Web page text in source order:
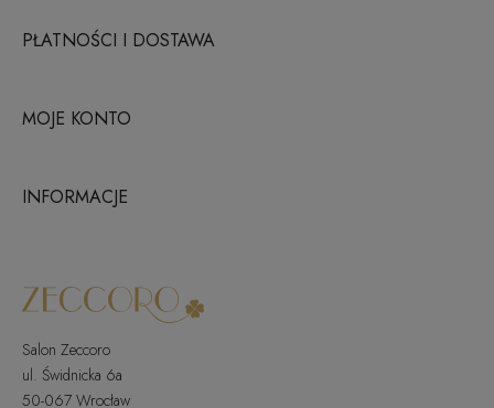
PŁATNOŚCI I DOSTAWA
MOJE KONTO
INFORMACJE
Salon Zeccoro
ul. Świdnicka 6a
50-067 Wrocław